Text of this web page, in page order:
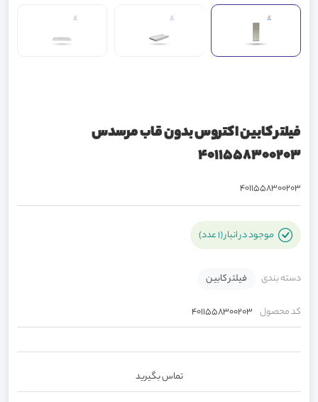
فیلتر کابین اکتروس بدون قاب مرسدس
4011558300203
4011558300203
موجود در انبار (1 عدد)
دسته بندی فیلتر کابین
کد محصول 4011558300203
تماس بگیرید